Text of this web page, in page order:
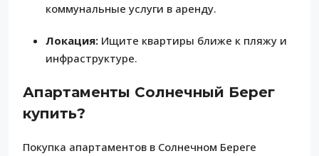
коммунальные услуги в аренду.
Локация: Ищите квартиры ближе к пляжу и
инфраструктуре.
Апартаменты Солнечный Берег
купить?
Покупка апартаментов в Солнечном Береге